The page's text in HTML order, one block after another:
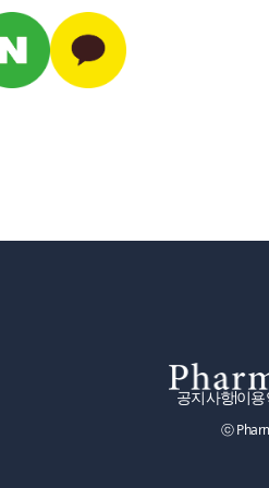
공지사항이용
ⓒ